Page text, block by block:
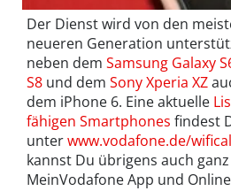
Der Dienst wird von den
neueren Generation
neben dem Samsung Galaxy
S8 und dem Sony Xperia XZ
dem iPhone 6. Eine aktuelle
fähigen Smartphones findest
unterwww.vodafone.de/
kannst Du übrigens auch
MeinVodafone App und